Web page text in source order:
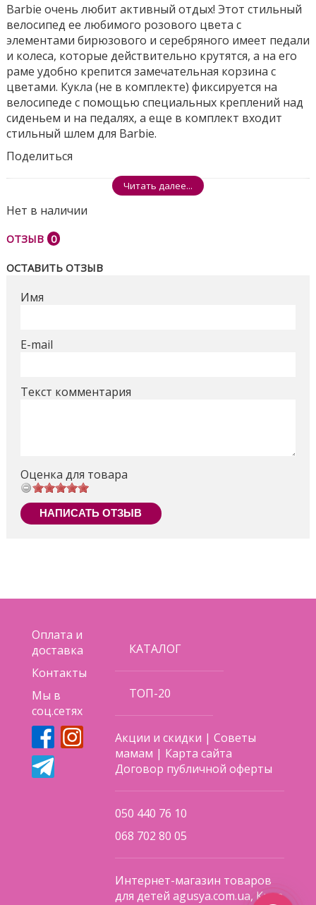
Barbie очень любит активный отдых! Этот стильный
велосипед ее любимого розового цвета с
элементами бирюзового и серебряного имеет педали
и колеса, которые действительно крутятся, а на его
раме удобно крепится замечательная корзина с
цветами. Кукла (не в комплекте) фиксируется на
велосипеде с помощью специальных креплений над
сиденьем и на педалях, а еще в комплект входит
стильный шлем для Barbie.
Поделиться
Читать далее...
Нет в наличии
ОТЗЫВ 0
ОСТАВИТЬ ОТЗЫВ
Имя
E-mail
Текст комментария
Оценка для товара
НАПИСАТЬ ОТЗЫВ
Оплата и
доставка
Контакты
Мы в
соц.сетях
КАТАЛОГ
ТОП-20
Акции и скидки |Советы
мамам | Карта сайта
Договор публичной оферты
050 440 76 10
068 702 80 05
Интернет-магазин товаров
для детей agusya.com.ua, Киев